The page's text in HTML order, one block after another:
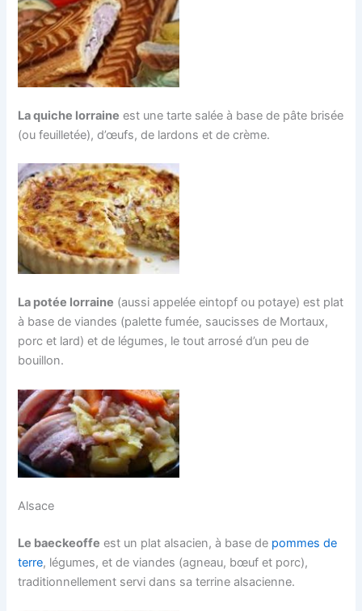
La quiche lorraine est une tarte salée à base de pâte brisée
(ou feuilletée), d’œufs, de lardons et de crème.
La potée lorraine (aussi appelée eintopf ou potaye) est plat
à base de viandes (palette fumée, saucisses de Mortaux,
porc et lard) et de légumes, le tout arrosé d’un peu de
bouillon.
Alsace
Le baeckeoffe est un plat alsacien, à base de pommes de
terre, légumes, et de viandes (agneau, bœuf et porc),
traditionnellement servi dans sa terrine alsacienne.